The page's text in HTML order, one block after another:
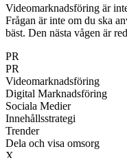
Videomarknadsföring är
Frågan är inte om du ska
bäst. Den nästa vågen är
PR
PR
Videomarknadsföring
Digital Marknadsföring
Sociala Medier
Innehållsstrategi
Trender
Dela och visa omsorg
X